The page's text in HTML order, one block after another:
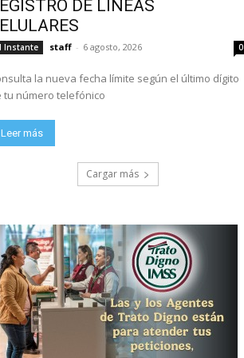
DE LÍNEAS
Instante staff - 6 agosto, 2026 0
la nueva fecha límite según el último dígito
tu número telefónico
Leer más
Cargar más